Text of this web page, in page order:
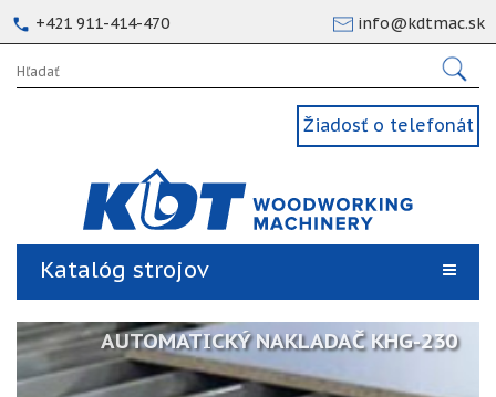
+421 911-414-470 info@kdtmac.sk
Žiadosť o telefonát
Katalóg strojov
AUTOMATICKÝ NAKLADAČ KHG-230